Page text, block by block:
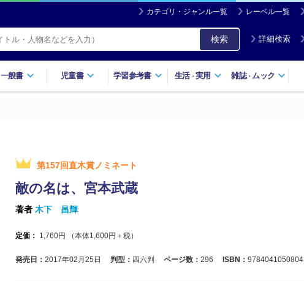
カテゴリ・ジャンル一覧 レーベル一覧
検索 詳細検索
一般書 児童書 学習参考書 生活・実用 雑誌・ ムック
第157回直木賞ノミネート
敵の名は、宮本武蔵
著者 木下 昌輝
定価： 1,760円 （本体1,600円＋税）
発売日： 2017年02月25日 判型： 四六判 ページ数： 296 ISBN： 9784041050804